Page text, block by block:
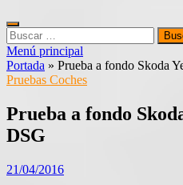
Buscar:
Menú principal
Portada » Prueba a fondo Skoda
Pruebas Coches
Prueba a fondo
DSG
21/04/2016